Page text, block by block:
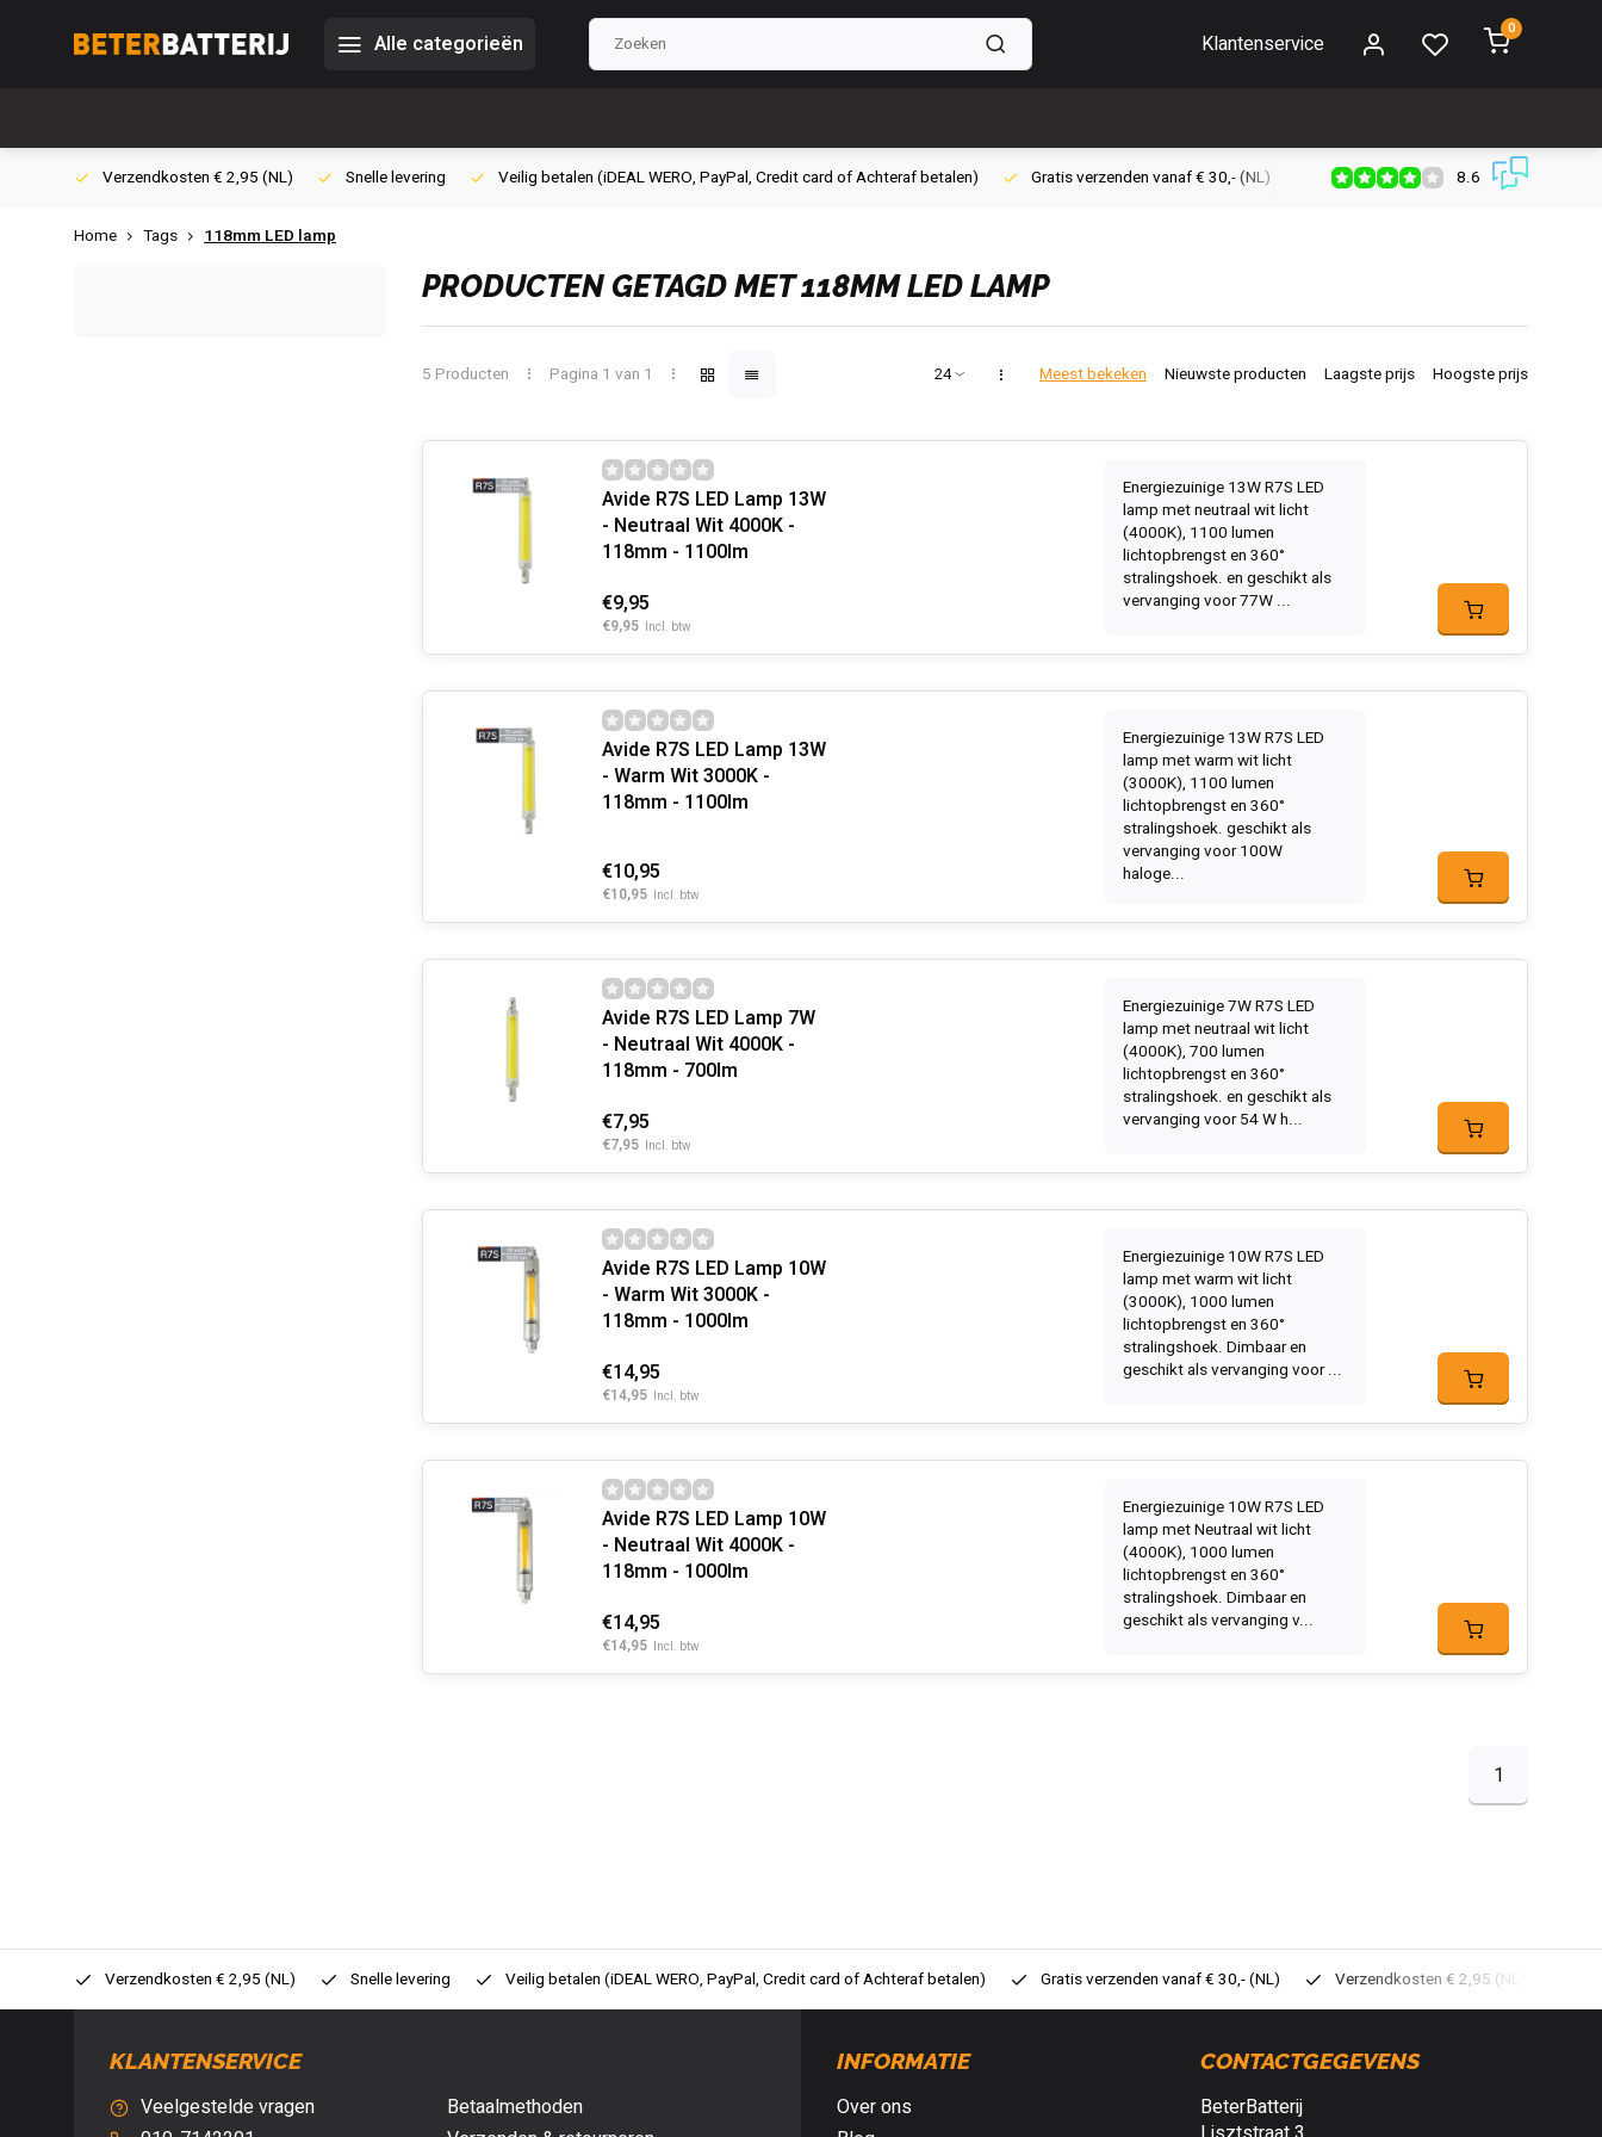
Alle categorieën Klantenservice
0
Verzendkosten € 2,95 (NL) Snelle levering Veilig betalen (iDEAL WERO, PayPal, Credit card of Achteraf betalen) Gratis verzenden vanaf € 30,- (NL) Verzendkosten € 2,95 (NL)
8.6
Home Tags 118mm LED lamp
PRODUCTEN GETAGD MET 118MM LED LAMP
5 Producten Pagina 1 van 1 Meest bekeken Nieuwste producten Laagste prijs Hoogste prijs
Avide R7S LED Lamp 13W
- Neutraal Wit 4000K -
118mm - 1100lm
€9,95
€9,95 Incl. btw
Energiezuinige 13W R7S LED
lamp met neutraal wit licht
(4000K), 1100 lumen
lichtopbrengst en 360°
stralingshoek. en geschikt als
vervanging voor 77W ...
Avide R7S LED Lamp 13W
- Warm Wit 3000K -
118mm - 1100lm
€10,95
€10,95 Incl. btw
Energiezuinige 13W R7S LED
lamp met warm wit licht
(3000K), 1100 lumen
lichtopbrengst en 360°
stralingshoek. geschikt als
vervanging voor 100W
haloge...
Avide R7S LED Lamp 7W
- Neutraal Wit 4000K -
118mm - 700lm
€7,95
€7,95 Incl. btw
Energiezuinige 7W R7S LED
lamp met neutraal wit licht
(4000K), 700 lumen
lichtopbrengst en 360°
stralingshoek. en geschikt als
vervanging voor 54 W h...
Avide R7S LED Lamp 10W
- Warm Wit 3000K -
118mm - 1000lm
€14,95
€14,95 Incl. btw
Energiezuinige 10W R7S LED
lamp met warm wit licht
(3000K), 1000 lumen
lichtopbrengst en 360°
stralingshoek. Dimbaar en
geschikt als vervanging voor ...
Avide R7S LED Lamp 10W
- Neutraal Wit 4000K -
118mm - 1000lm
€14,95
€14,95 Incl. btw
Energiezuinige 10W R7S LED
lamp met Neutraal wit licht
(4000K), 1000 lumen
lichtopbrengst en 360°
stralingshoek. Dimbaar en
geschikt als vervanging v...
1
Verzendkosten € 2,95 (NL) Snelle levering Veilig betalen (iDEAL WERO, PayPal, Credit card of Achteraf betalen) Gratis verzenden vanaf € 30,- (NL) Verzendkosten € 2,95 (NL)
KLANTENSERVICE
Veelgestelde vragen
Betaalmethoden
INFORMATIE
Over ons
CONTACTGEGEVENS
BeterBatterij